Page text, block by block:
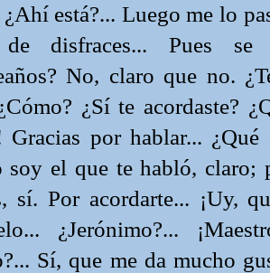
está?... Luego me lo
de disfraces... Pues
No, claro que no.
¿Sí te acordaste?
Gracias por hablar...
soy el que te habló, claro;
sí. Por acordarte... ¡Uy,
¿Jerónimo?...
Sí, que me da mucho